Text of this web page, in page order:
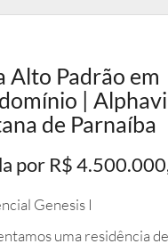
Alto Padrão em
|
de Parnaíba
por R$
Genesis I
uma residência